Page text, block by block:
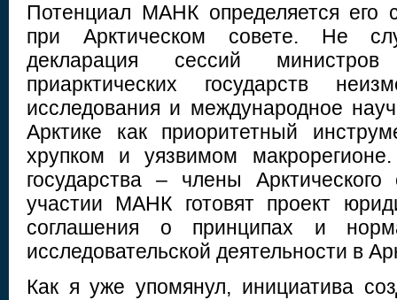
Потенциал МАНК определяется его
при Арктическом совете. Не
декларация сессий
приарктических государств
исследования и международное
Арктике как приоритетный
хрупком и уязвимом
государства – члены
участии МАНК готовят проект
соглашения о принципах и
исследовательской деятельности в
Как я уже упомянул, инициатива